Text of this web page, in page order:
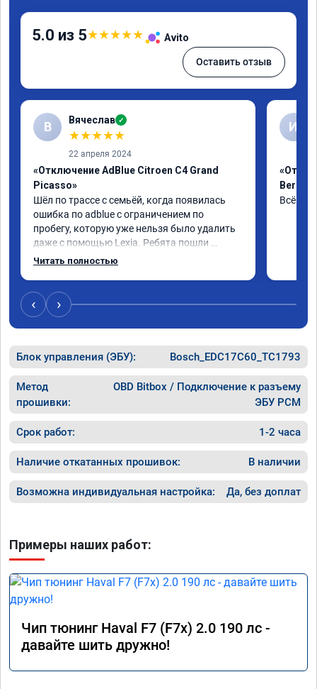
5.0 из 5★★★★★ Avito
Оставить отзыв
В Вячеслав ✓
★★★★★
22 апреля 2024
«Отключение AdBlue Citroen C4 Grand
Picasso»
Шёл по трассе с семьёй, когда появилась
ошибка по adblue с ограничением по
пробегу, которую уже нельзя было удалить
даже с помощью Lexia. Ребята пошли
навстречу, оперативно приняли и за час
Читать полностью
И
Всё
‹ ›
Блок управления (ЭБУ): Bosch_EDC17C60_TC1793
Метод
прошивки:
OBD Bitbox / Подключение к разъему
ЭБУ PCM
Срок работ: 1-2 часа
Наличие откатанных прошивок: В наличии
Возможна индивидуальная настройка: Да, без доплат
Примеры наших работ:
Чип тюнинг Haval F7 (F7x) 2.0 190 лс -
давайте шить дружно!